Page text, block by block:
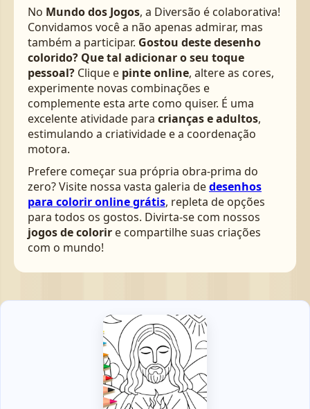
No Mundo dos Jogos, a Diversão é colaborativa!
Convidamos você a não apenas admirar, mas
também a participar. Gostou deste desenho
colorido? Que tal adicionar o seu toque
pessoal? Clique e pinte online, altere as cores,
experimente novas combinações e
complemente esta arte como quiser. É uma
excelente atividade para crianças e adultos,
estimulando a criatividade e a coordenação
motora.
Prefere começar sua própria obra-prima do
zero? Visite nossa vasta galeria dedesenhos
para colorir online grátis, repleta de opções
para todos os gostos. Divirta-se com nossos
jogos de colorir e compartilhe suas criações
com o mundo!